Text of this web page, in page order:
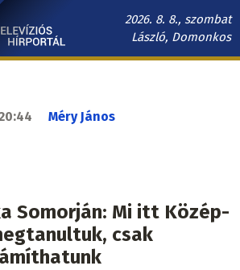
2026. 8. 8., szombat
László, Domonkos
Méry János
Somorján: Mi itt Közép-
csak